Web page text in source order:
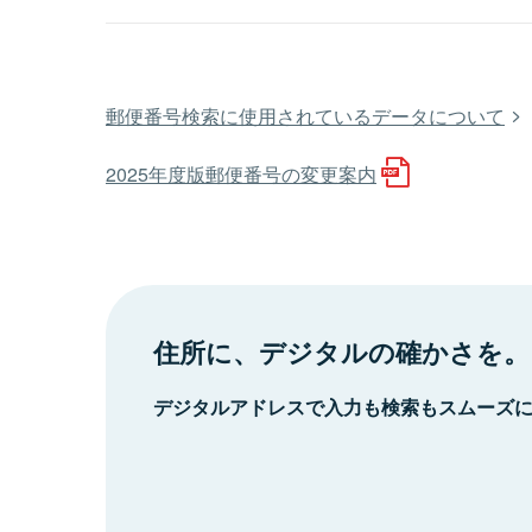
郵便番号検索に使用されているデータについて
2025年度版郵便番号の変更案内
住所に、デジタルの確かさを。
デジタルアドレスで入力も検索もスムーズ